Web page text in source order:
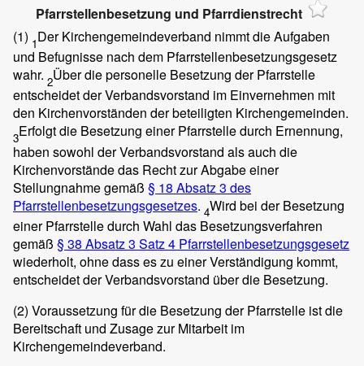
Pfarrstellenbesetzung und Pfarrdienstrecht
(1) 1Der Kirchengemeindeverband nimmt die Aufgaben
und Befugnisse nach dem Pfarrstellenbesetzungsgesetz
wahr. 2Über die personelle Besetzung der Pfarrstelle
entscheidet der Verbandsvorstand im Einvernehmen mit
den Kirchenvorständen der beteiligten Kirchengemeinden.
3Erfolgt die Besetzung einer Pfarrstelle durch Ernennung,
haben sowohl der Verbandsvorstand als auch die
Kirchenvorstände das Recht zur Abgabe einer
Stellungnahme gemäß § 18 Absatz 3 des
Pfarrstellenbesetzungsgesetzes. 4Wird bei der Besetzung
einer Pfarrstelle durch Wahl das Besetzungsverfahren
gemäß § 38 Absatz 3 Satz 4 Pfarrstellenbesetzungsgesetz
wiederholt, ohne dass es zu einer Verständigung kommt,
entscheidet der Verbandsvorstand über die Besetzung.
(2) Voraussetzung für die Besetzung der Pfarrstelle ist die
Bereitschaft und Zusage zur Mitarbeit im
Kirchengemeindeverband.